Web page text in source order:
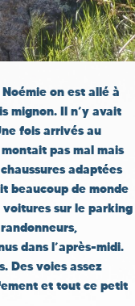
on est allé à
mignon. Il n’y avait
fois arrivés au
pas mal mais
adaptées
beaucoup de monde
sur le parking
dans l’après-midi.
Des voies assez
et tout ce petit